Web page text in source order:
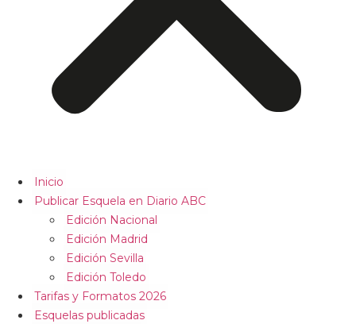
Inicio
Publicar Esquela en Diario ABC
Edición Nacional
Edición Madrid
Edición Sevilla
Edición Toledo
Tarifas y Formatos 2026
Esquelas publicadas